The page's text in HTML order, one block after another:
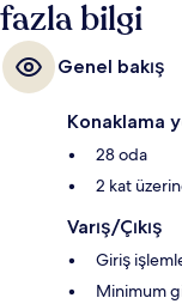
fazla bilgi
Genel bakış
Konaklama
28 oda
2 kat
Varış/Çıkış
Giriş
Minimum